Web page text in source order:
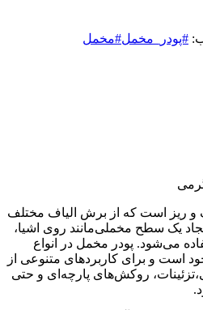
#پودر_مخمل#مخمل
و ریز است که از برش الیاف مختلف
یک سطح مخملی‌مانند روی اشیا،
می‌شود. پودر مخمل در انواع
است و برای کاربردهای متنوعی از
روکش‌های پارچه‌ای و حتی